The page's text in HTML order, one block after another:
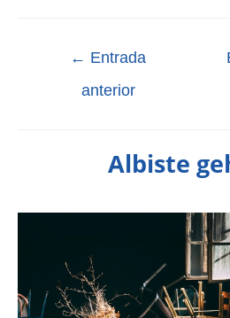
← Entrada
anterior
Albiste